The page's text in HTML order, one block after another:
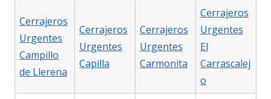
Cerrajeros
Urgentes
Campillo
de Llerena
Cerrajeros
Urgentes
Capilla
Cerrajeros
Urgentes
Carmonita
Cerrajeros
Urgentes
El
Carrascalej
o